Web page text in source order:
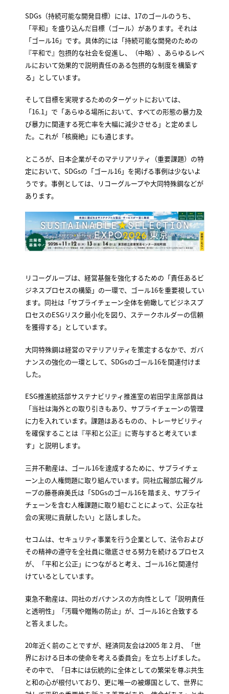
SDGs（持続可能な開発目標）には、17のゴールのうち、
「平和」を盛り込んだ目標（ゴール）があります。それは
「ゴール16」です。具体的には「持続可能な開発のための
『平和で』包摂的な社会を促進し、（中略）、あらゆるレベ
ルにおいて効果的で説明責任のある包摂的な制度を構築す
る」としています。
そして目標を実現するためのターゲットにおいては、
「16.1」で「あらゆる場所において、すべての形態の暴力及
び暴力に関連する死亡率を大幅に減少させる」と定めまし
た。これが「核廃絶」にも通じます。
ところが、日本企業がそのマテリアリティ（重要課題）の特
定において、SDGsの「ゴール16」を掲げる事例は少ないよ
うです。事例としては、リコーグループや大同特殊鋼などが
あります。
リコーグループは、経営基盤を強化するための「責任あるビ
ジネスプロセスの構築」の一環で、ゴール16を重要視してい
ます。同社は「サプライチェーン全体を俯瞰してビジネスプ
ロセスのESGリスク最小化を図り、ステークホルダーの信頼
を獲得する」としています。
大同特殊鋼は経営のマテリアリティを策定するなかで、ガバ
ナンスの強化の一環として、SDGsのゴール16を関連付けま
した。
ESG推進統括部サステナビリティ推進室の岩田学主席部員は
「当社は海外との取り引きもあり、サプライチェーンの管理
に力を入れています。課題はあるものの、トレーサビリティ
を確保することは『平和と公正』に寄与すると考えていま
す」と説明します。
三井不動産は、ゴール16を達成するために、サプライチェ
ーン上の人権問題に取り組んでいます。同社広報部広報グル
ープの藤巻麻美氏は「SDGsのゴール16を踏まえ、サプライ
チェーンを含む人権課題に取り組むことによって、公正な社
会の実現に貢献したい」と話しました。
セコムは、セキュリティ事業を行う企業として、法令および
その精神の遵守を全社員に徹底させる努力を続けるプロセス
が、「平和と公正」につながると考え、ゴール16と関連付
けているとしています。
東急不動産は、同社のガバナンスの方向性として「説明責任
と透明性」「汚職や贈賄の防止」が、ゴール16と合致する
と答えました。
20年近く前のことですが、経済同友会は2005 年 2 月、「世
界における日本の使命を考える委員会」を立ち上げました。
その中で、「日本には伝統的に全体としての繁栄を尊ぶ共生
と和の心が根付いており、更に唯一の被爆国として、世界に